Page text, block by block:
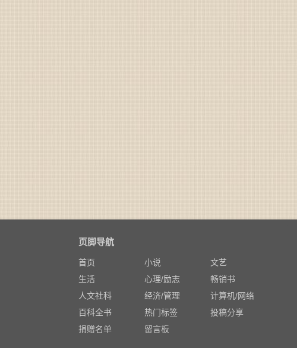
页脚导航
首页 小说
文艺
生活
心理/励志
畅销书
人文社科
经济/管理
计算机/网络
百科全书
热门标签
投稿分享
捐赠名单
留言板